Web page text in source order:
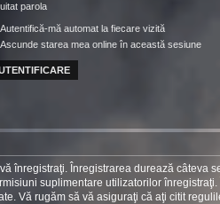
parola
Autentifică-mă automat la fiecare vizită
Ascunde starea mea online în această sesiune
înregistraţi. Înregistrarea durează câteva
suplimentare utilizatorilor
Vă rugăm să vă asiguraţi că aţi citit